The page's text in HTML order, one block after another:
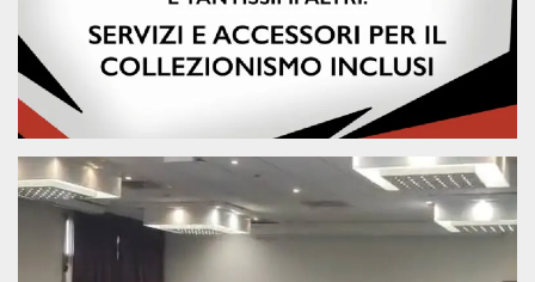
esencial para
apoyar las
funciones de
seguridad de un
sitio web y
proporcionar
protección
contra visitantes
maliciosos.
wordpress_test_cookie
Automattic
Inc.
.oooh.events
Sesión
Se utiliza en
sitios creados
con Wordpress.